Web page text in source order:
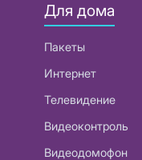
Для дома
Пакеты
Интернет
Телевидение
Видеоконтроль
Видеодомофон